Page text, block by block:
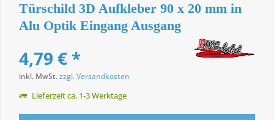
Türschild 3D Aufkleber 90 x 20 mm in
Alu Optik Eingang Ausgang
4,79 € *
inkl. MwSt.zzgl. Versandkosten
Lieferzeit ca. 1-3 Werktage